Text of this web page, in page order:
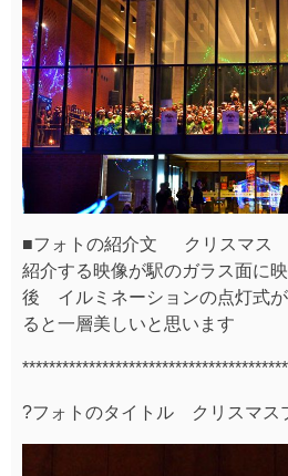
■フォトの紹介文 クリスマス
紹介する映像が駅のガラス面に
後 イルミネーションの点灯式
ると一層美しいと思います
?フォトのタイトル クリスマス